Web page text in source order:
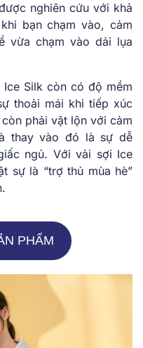
nghiên cứu với khả
bạn chạm vào, cảm
vừa chạm vào dải lụa
Silk còn có độ mềm
thoải mái khi tiếp xúc
phải vật lộn với cảm
thay vào đó là sự dễ
ngủ. Với vải sợi Ice
sự là “trợ thủ mùa hè”
PHẨM